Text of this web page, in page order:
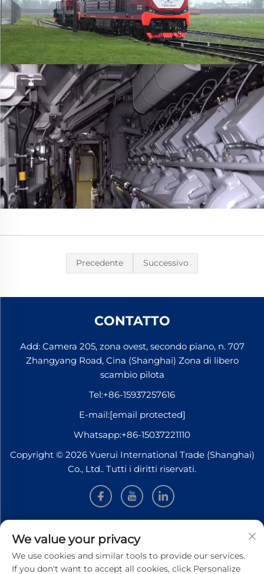
Precedente Successivo
CONTATTO
Add: Camera 205, zona ovest, secondo piano, n. 707
Zhangyang Road, Cina (Shanghai) Zona di libero
scambio pilota
Tel:+86-15937257616
E-mail:[email protected]
Whatsapp:+86-15037221110
Copyright © 2026 Yuerui International Trade (Shanghai)
Co., Ltd.. Tutti i diritti riservati.
INFORMAZIONI
Iscriviti per ricevere la nostra newsletter settimanale
We value your privacy
We use cookies and similar tools to provide our services.
If you don't want to accept all cookies, click Personalize